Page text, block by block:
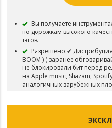
Вы получаете
по дорожкам высокого
тэгов.
Разрешено:✔
BOOM ) ( заранее
не блокировали бит перед
на Apple music, Shazam,
аналогичных зарубежных
❌ Запрещено делать